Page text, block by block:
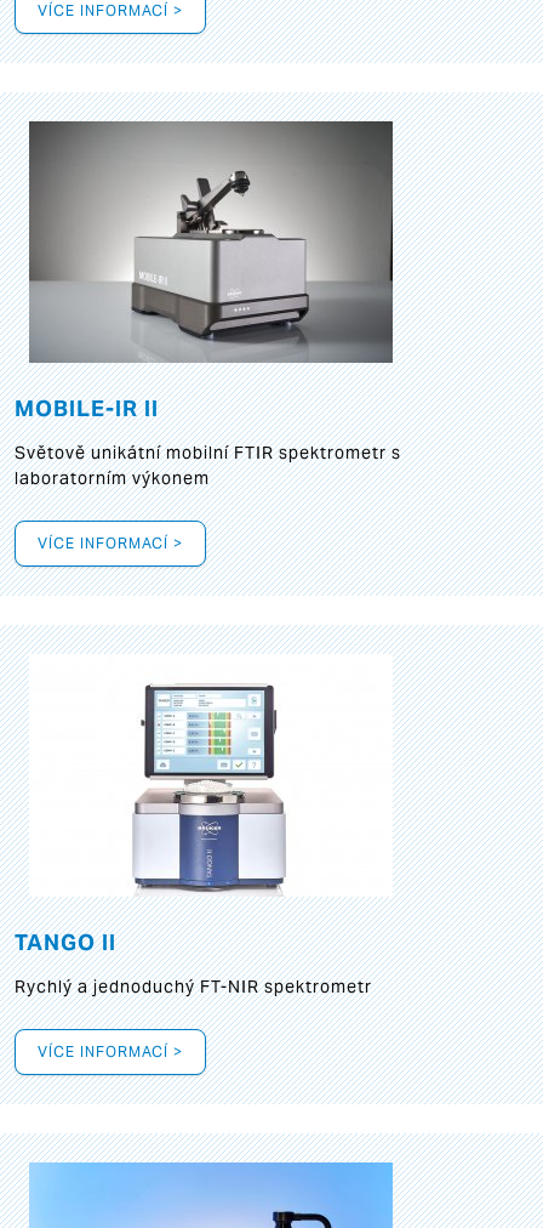
VÍCE INFORMACÍ >
MOBILE-IR II
Světově unikátní mobilní FTIR spektrometr s
laboratorním výkonem
VÍCE INFORMACÍ >
TANGO II
Rychlý a jednoduchý FT-NIR spektrometr
VÍCE INFORMACÍ >